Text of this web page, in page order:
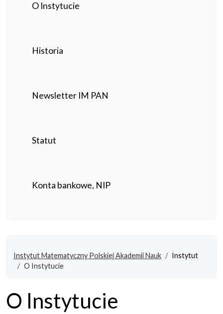
O Instytucie
Historia
Newsletter IM PAN
Statut
Konta bankowe, NIP
Instytut Matematyczny Polskiej Akademii Nauk
Instytut
O Instytucie
O Instytucie